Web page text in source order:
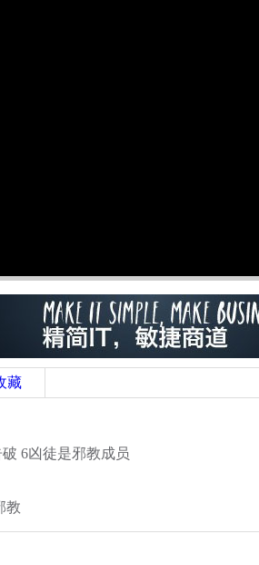
藏
6凶徒是邪教成员
教